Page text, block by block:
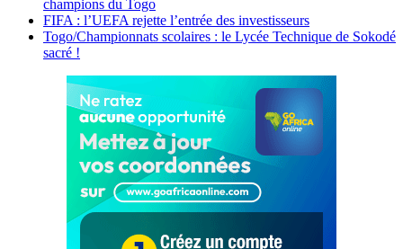
champions du Togo
FIFA : l’UEFA rejette l’entrée des investisseurs
Togo/Championnats scolaires : le Lycée Technique de Sokodé
sacré !